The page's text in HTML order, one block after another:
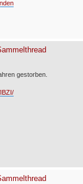
gestorben.